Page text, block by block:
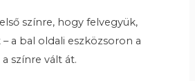
színre, hogy felvegyük,
– a bal oldali eszközsoron a
színre vált át.